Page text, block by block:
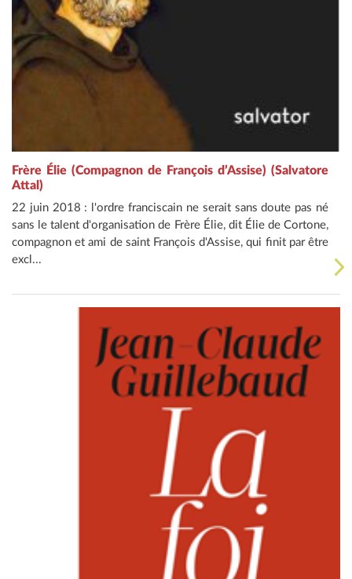
Frère Élie (Compagnon de François d’Assise) (Salvatore
Attal)
22 juin 2018 : l'ordre franciscain ne serait sans doute pas né
sans le talent d'organisation de Frère Élie, dit Élie de Cortone,
compagnon et ami de saint François d'Assise, qui finit par être
excl...